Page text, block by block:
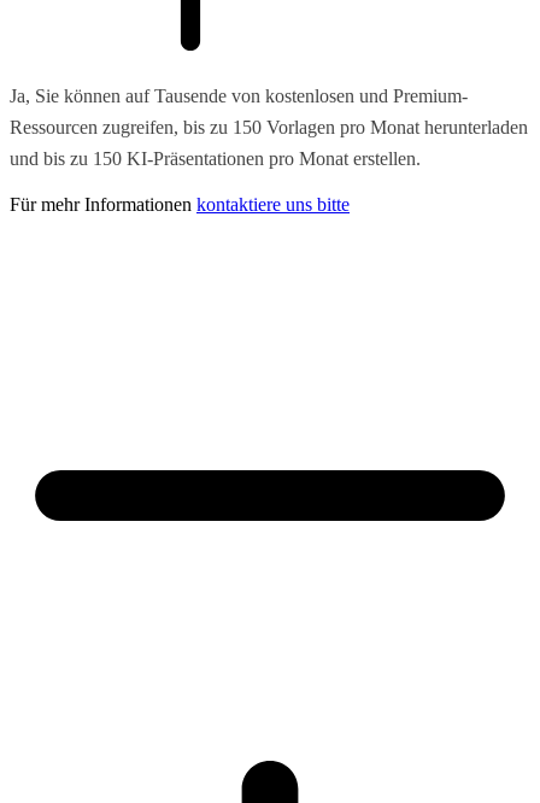
Ja, Sie können auf Tausende von kostenlosen und Premium-
Ressourcen zugreifen, bis zu 150 Vorlagen pro Monat herunterladen
und bis zu 150 KI-Präsentationen pro Monat erstellen.
Für mehr Informationen kontaktiere uns bitte